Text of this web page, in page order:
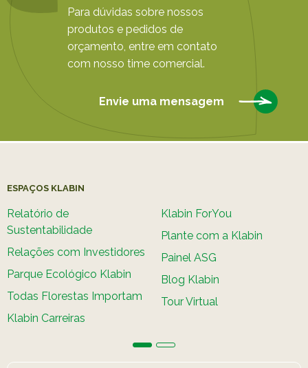
Para dúvidas sobre nossos
produtos e pedidos de
orçamento, entre em contato
com nosso time comercial.
Envie uma mensagem
ESPAÇOS KLABIN
Relatório de
Sustentabilidade
Relações com Investidores
Parque Ecológico Klabin
Todas Florestas Importam
Klabin Carreiras
Klabin ForYou
Plante com a Klabin
Painel ASG
Blog Klabin
Tour Virtual